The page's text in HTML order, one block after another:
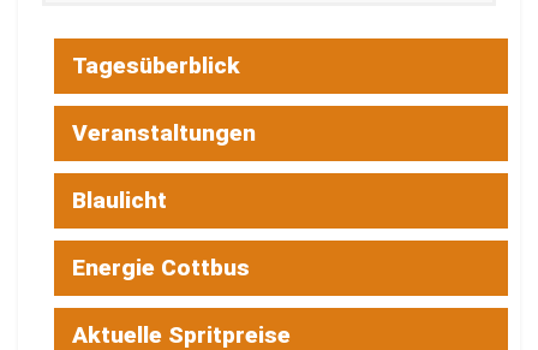
Tagesüberblick
Veranstaltungen
Blaulicht
Energie Cottbus
Aktuelle Spritpreise